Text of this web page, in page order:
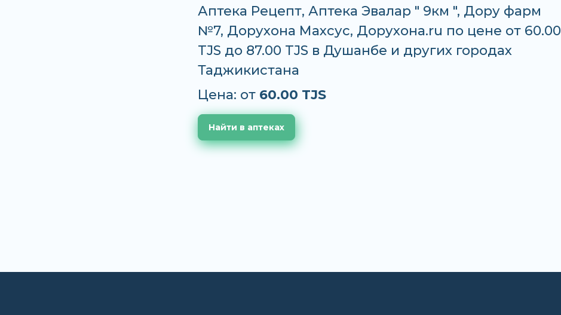
Аптека Рецепт, Аптека Эвалар " 9км ", Дору фарм
№7, Дорухона Махсус, Дорухона.ru по цене от 60.00
TJS до 87.00 TJS в Душанбе и других городах
Таджикистана
Цена: от 60.00 TJS
Найти в аптеках